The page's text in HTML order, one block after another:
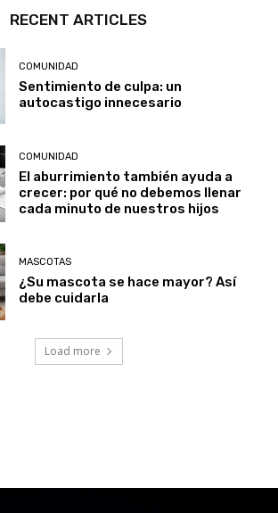
RECENT ARTICLES
COMUNIDAD
Sentimiento de culpa: un
autocastigo innecesario
COMUNIDAD
El aburrimiento también ayuda a
crecer: por qué no debemos llenar
cada minuto de nuestros hijos
MASCOTAS
¿Su mascota se hace mayor? Así
debe cuidarla
Load more